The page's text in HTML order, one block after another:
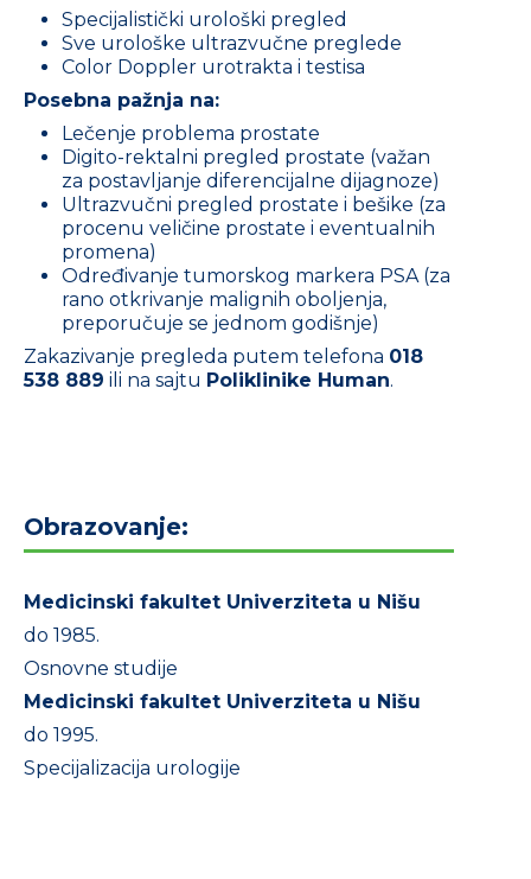
Specijalistički urološki pregled
Sve urološke ultrazvučne preglede
Color Doppler urotrakta i testisa
Posebna pažnja na:
Lečenje problema prostate
Digito-rektalni pregled prostate (važan
za postavljanje diferencijalne dijagnoze)
Ultrazvučni pregled prostate i bešike (za
procenu veličine prostate i eventualnih
promena)
Određivanje tumorskog markera PSA (za
rano otkrivanje malignih oboljenja,
preporučuje se jednom godišnje)
Zakazivanje pregleda putem telefona 018
538 889 ili na sajtu Poliklinike Human.
Obrazovanje:
Medicinski fakultet Univerziteta u Nišu
do 1985.
Osnovne studije
Medicinski fakultet Univerziteta u Nišu
do 1995.
Specijalizacija urologije